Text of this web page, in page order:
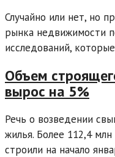
Случайно или нет, но
рынка недвижимости
исследований,
Объем
вырос на 5%
Речь о возведении
жилья. Более 112,4
строили на начало